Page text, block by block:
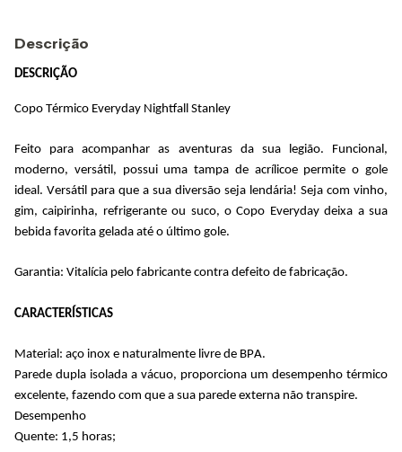
Descrição
DESCRIÇÃO
Copo Térmico Everyday Nightfall Stanley
Feito para acompanhar as aventuras da sua legião. Funcional,
moderno, versátil, possui uma tampa de acrílicoe permite o gole
ideal. Versátil para que a sua diversão seja lendária! Seja com vinho,
gim, caipirinha, refrigerante ou suco, o Copo Everyday deixa a sua
bebida favorita gelada até o último gole.
Garantia: Vitalícia pelo fabricante contra defeito de fabricação.
CARACTERÍSTICAS
Material: aço inox e naturalmente livre de BPA.
Parede dupla isolada a vácuo, proporciona um desempenho térmico
excelente, fazendo com que a sua parede externa não transpire.
Desempenho
Quente: 1,5 horas;